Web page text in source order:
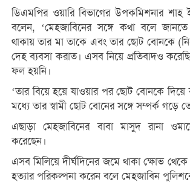
ডিএমপির ওয়ারি বিভাগের উপকমিশনার
বলেন, ‘মেহজাবিনের সঙ্গে কথা বলে জানতে
থাকায় তার মা তাকে এবং তার ছোট বোনকে
দেহ ব্যবসা করাত। এসব নিয়ে প্রতিবাদও
ফল হয়নি।
‘তার বিয়ে হয়ে যাওয়ার পর ছোট বোনকে
মধ্যে তার স্বামী ছোট বোনের সঙ্গে সম্পর্ক গড়ে
এছাড়া মেহজাবিনের বাবা মাসুদ রানা
করেছেন।
এসব মিলিয়ে দীর্ঘদিনের জমে থাকা ক্ষোভ
হত্যার পরিকল্পনা করেন বলে মেহজাবিন